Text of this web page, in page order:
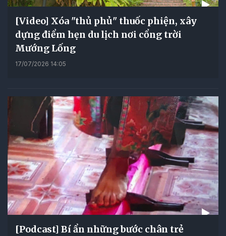
[Video] Xóa "thủ phủ" thuốc phiện, xây
dựng điểm hẹn du lịch nơi cổng trời
Mướng Lống
17/07/2026 14:05
[Podcast] Bí ẩn những bước chân trẻ